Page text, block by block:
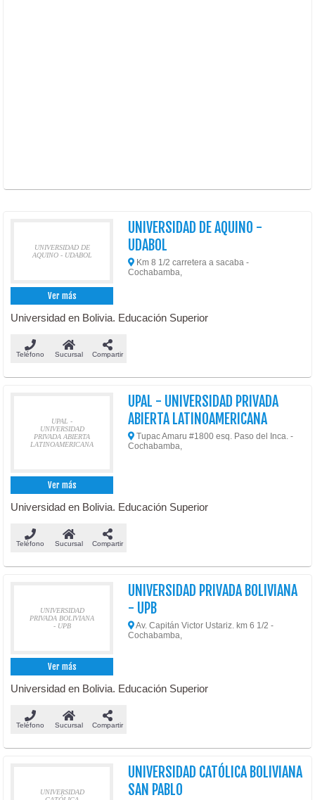
UNIVERSIDAD DE
AQUINO - UDABOL
Ver más
UNIVERSIDAD DE AQUINO -
UDABOL
Km 8 1/2 carretera a sacaba -
Cochabamba,
Universidad en Bolivia. Educación Superior
Teléfono Sucursal Compartir
UPAL -
UNIVERSIDAD
PRIVADA ABIERTA
LATINOAMERICANA
Ver más
UPAL - UNIVERSIDAD PRIVADA
ABIERTA LATINOAMERICANA
Tupac Amaru #1800 esq. Paso del Inca. -
Cochabamba,
Universidad en Bolivia. Educación Superior
Teléfono Sucursal Compartir
UNIVERSIDAD
PRIVADA BOLIVIANA
- UPB
Ver más
UNIVERSIDAD PRIVADA BOLIVIANA
- UPB
Av. Capitán Victor Ustariz. km 6 1/2 -
Cochabamba,
Universidad en Bolivia. Educación Superior
Teléfono Sucursal Compartir
UNIVERSIDAD
UNIVERSIDAD CATÓLICA BOLIVIANA
SAN PABLO